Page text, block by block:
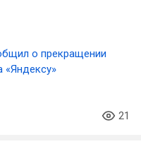
о прекращении
«Яндексу»
21